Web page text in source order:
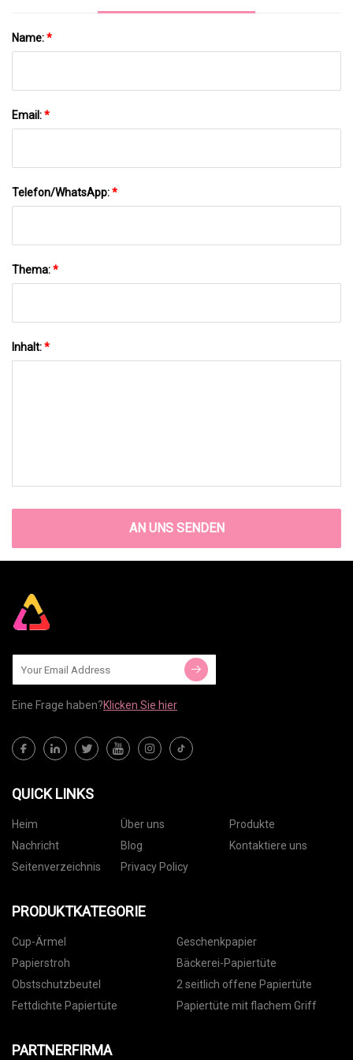
Name:*
Email:*
Telefon/WhatsApp:*
Thema:*
Inhalt:*
AN UNS SENDEN
Eine Frage haben?Klicken Sie hier
QUICK LINKS
Heim Über uns
Produkte
Nachricht
Blog
Kontaktiere uns
Seitenverzeichnis
Privacy Policy
PRODUKTKATEGORIE
Cup-Ärmel
Geschenkpapier
Papierstroh
Bäckerei-Papiertüte
Obstschutzbeutel
2 seitlich offene Papiertüte
Fettdichte Papiertüte
Papiertüte mit flachem Griff
PARTNERFIRMA